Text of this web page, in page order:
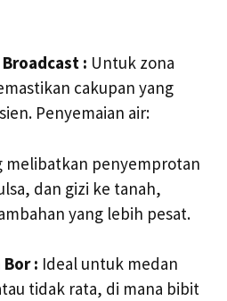
: Untuk zona
cakupan yang
Penyemaian air:
melibatkan penyemprotan
dan gizi ke tanah,
yang lebih pesat.
: Ideal untuk medan
tidak rata, di mana bibit